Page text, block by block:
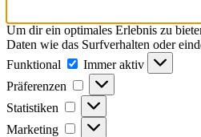
Um dir ein optimales Erlebnis zu
Daten wie das Surfverhalten oder
Funktional
Funktional
Immer aktiv
Präferenzen
Präferenzen
Statistiken Statistiken
Marketing Marketing